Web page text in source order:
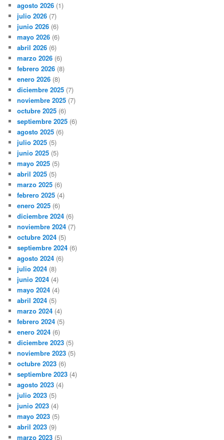
agosto 2026 (1)
julio 2026 (7)
junio 2026 (6)
mayo 2026 (6)
abril 2026 (6)
marzo 2026 (6)
febrero 2026 (8)
enero 2026 (8)
diciembre 2025 (7)
noviembre 2025 (7)
octubre 2025 (6)
septiembre 2025 (6)
agosto 2025 (6)
julio 2025 (5)
junio 2025 (5)
mayo 2025 (5)
abril 2025 (5)
marzo 2025 (6)
febrero 2025 (4)
enero 2025 (6)
diciembre 2024 (6)
noviembre 2024 (7)
octubre 2024 (5)
septiembre 2024 (6)
agosto 2024 (6)
julio 2024 (8)
junio 2024 (4)
mayo 2024 (4)
abril 2024 (5)
marzo 2024 (4)
febrero 2024 (5)
enero 2024 (6)
diciembre 2023 (5)
noviembre 2023 (5)
octubre 2023 (6)
septiembre 2023 (4)
agosto 2023 (4)
julio 2023 (5)
junio 2023 (4)
mayo 2023 (5)
abril 2023 (9)
marzo 2023 (5)